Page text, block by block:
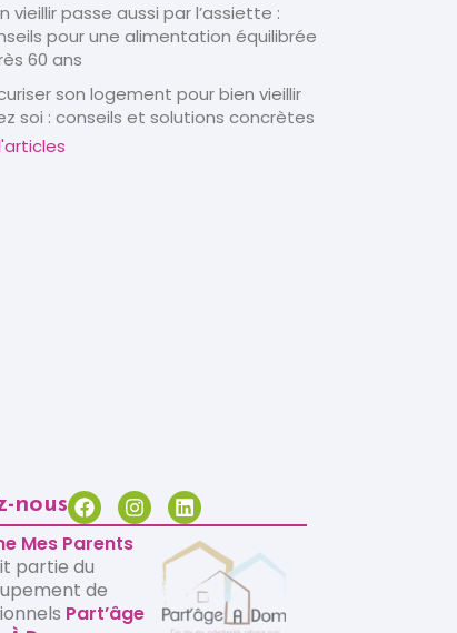
vieillir passe aussi par l’assiette :
pour une alimentation équilibrée
60 ans
son logement pour bien vieillir
soi : conseils et solutions concrètes
nous
Mes Parents
partie du
de
Part’âge